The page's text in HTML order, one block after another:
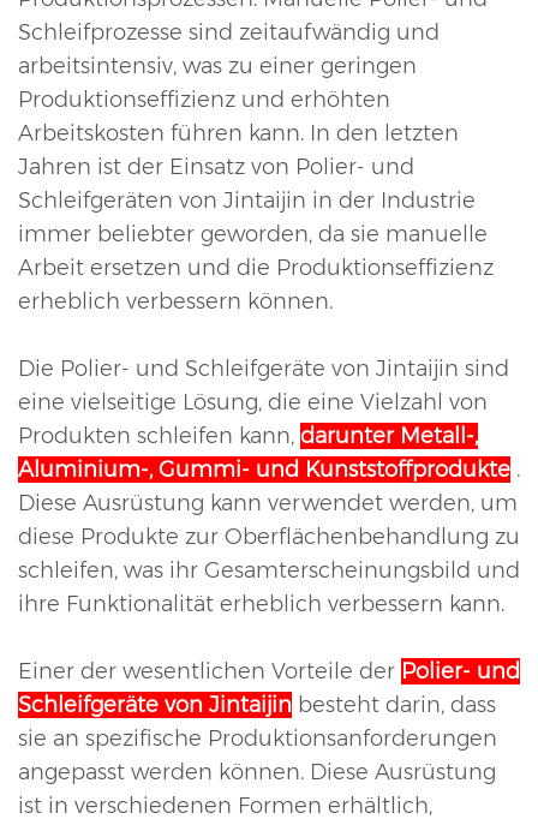
Schleifprozesse sind zeitaufwändig und
arbeitsintensiv, was zu einer geringen
Produktionseffizienz und erhöhten
Arbeitskosten führen kann. In den letzten
Jahren ist der Einsatz von Polier- und
Schleifgeräten von Jintaijin in der Industrie
immer beliebter geworden, da sie manuelle
Arbeit ersetzen und die Produktionseffizienz
erheblich verbessern können.
Die Polier- und Schleifgeräte von Jintaijin sind
eine vielseitige Lösung, die eine Vielzahl von
Produkten schleifen kann, darunter Metall-,
Aluminium-, Gummi- und Kunststoffprodukte .
Diese Ausrüstung kann verwendet werden, um
diese Produkte zur Oberflächenbehandlung zu
schleifen, was ihr Gesamterscheinungsbild und
ihre Funktionalität erheblich verbessern kann.
Einer der wesentlichen Vorteile der Polier- und
Schleifgeräte von Jintaijin besteht darin, dass
sie an spezifische Produktionsanforderungen
angepasst werden können. Diese Ausrüstung
ist in verschiedenen Formen erhältlich,